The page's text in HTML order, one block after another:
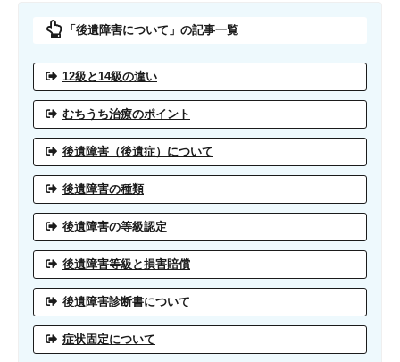
「後遺障害について」の記事一覧
12級と14級の違い
むちうち治療のポイント
後遺障害（後遺症）について
後遺障害の種類
後遺障害の等級認定
後遺障害等級と損害賠償
後遺障害診断書について
症状固定について